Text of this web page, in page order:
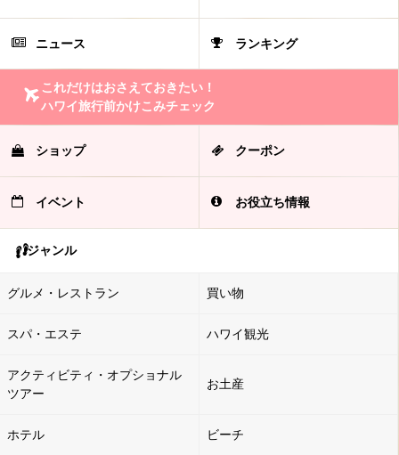
ニュース ランキング
これだけはおさえておきたい！
ハワイ旅行前かけこみチェック
ショップ クーポン
イベント お役立ち情報
ジャンル
グルメ・レストラン 買い物
スパ・エステ ハワイ観光
アクティビティ・オプショナル
ツアー
お土産
ホテル ビーチ